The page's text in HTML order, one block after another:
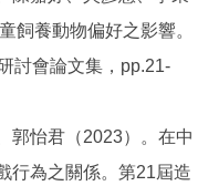
飼養動物偏好之影響。
討會論文集，pp.21-
郭怡君（2023）。在中
行為之關係。第21屆造